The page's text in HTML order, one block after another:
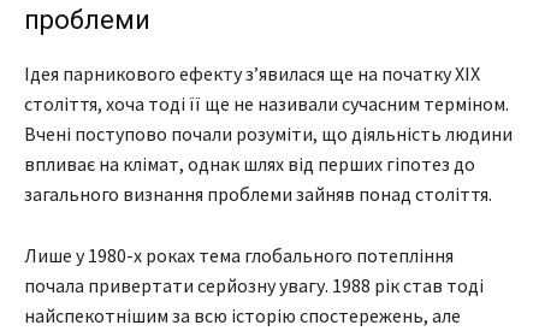
проблеми
Ідея парникового ефекту з’явилася ще на початку XIX
століття, хоча тоді її ще не називали сучасним терміном.
Вчені поступово почали розуміти, що діяльність людини
впливає на клімат, однак шлях від перших гіпотез до
загального визнання проблеми зайняв понад століття.
Лише у 1980-х роках тема глобального потепління
почала привертати серйозну увагу. 1988 рік став тоді
найспекотнішим за всю історію спостережень, але